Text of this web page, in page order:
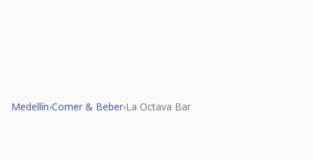
Medellín›Comer & Beber›La Octava Bar